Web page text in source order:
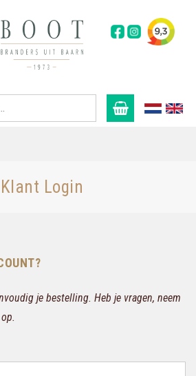
Klant Login
je bestelling. Heb je vragen, neem